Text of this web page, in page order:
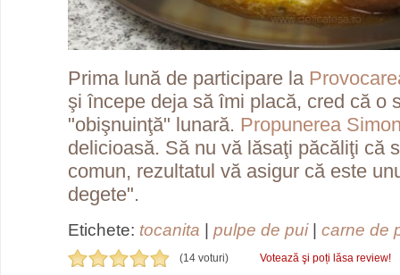
Prima lună de participare la
şi începe deja să îmi placă, cred că o
"obişnuinţă" lunară. Propunerea
delicioasă. Să nu vă lăsaţi păcăliţi că
comun, rezultatul vă asigur că este
degete".
Etichete: tocanita pulpe de pui| carne de
(14 voturi) Votează şi poți lăsa review!